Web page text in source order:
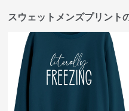
スウェットメンズプリント